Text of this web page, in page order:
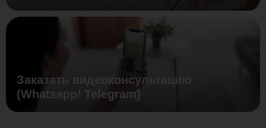
Заказать видеоконсультацию
(Whatsapp/ Telegram)